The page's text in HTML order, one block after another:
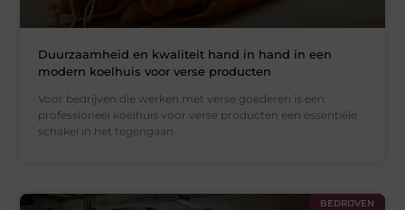
Duurzaamheid en kwaliteit hand in hand in een
modern koelhuis voor verse producten
Voor bedrijven die werken met verse goederen is een
professioneel koelhuis voor verse producten een essentiële
schakel in het tegengaan
BEDRIJVEN